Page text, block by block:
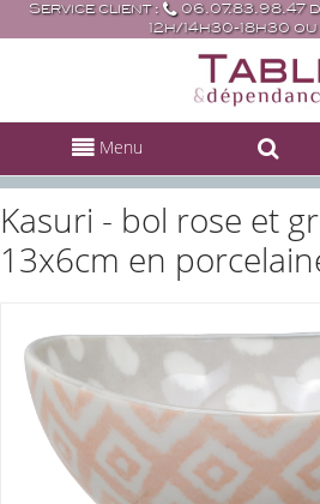
Service client :
06.07.83.98.47
12h/14h30-18h30
Menu
Kasuri - bol rose et
13x6cm en